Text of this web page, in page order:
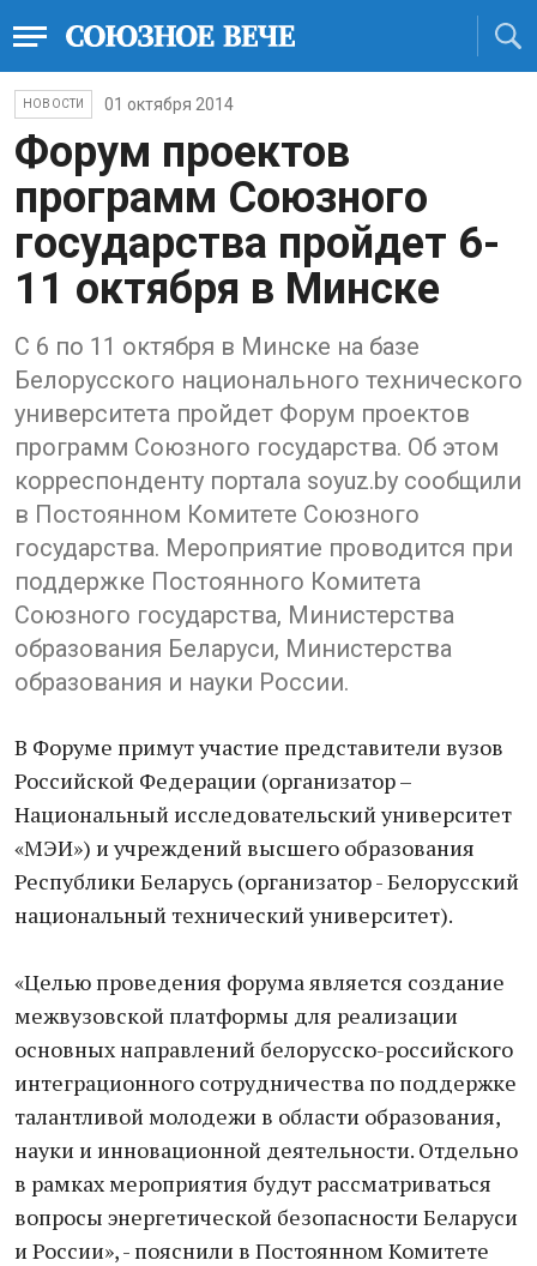
НОВОСТИ 01 октября 2014
Форум проектов
программ Союзного
государства пройдет 6-
11 октября в Минске
С 6 по 11 октября в Минске на базе
Белорусского национального технического
университета пройдет Форум проектов
программ Союзного государства. Об этом
корреспонденту портала soyuz.by сообщили
в Постоянном Комитете Союзного
государства. Мероприятие проводится при
поддержке Постоянного Комитета
Союзного государства, Министерства
образования Беларуси, Министерства
образования и науки России.
В Форуме примут участие представители вузов
Российской Федерации (организатор –
Национальный исследовательский университет
«МЭИ») и учреждений высшего образования
Республики Беларусь (организатор - Белорусский
национальный технический университет).
«Целью проведения форума является создание
межвузовской платформы для реализации
основных направлений белорусско-российского
интеграционного сотрудничества по поддержке
талантливой молодежи в области образования,
науки и инновационной деятельности. Отдельно
в рамках мероприятия будут рассматриваться
вопросы энергетической безопасности Беларуси
и России», - пояснили в Постоянном Комитете